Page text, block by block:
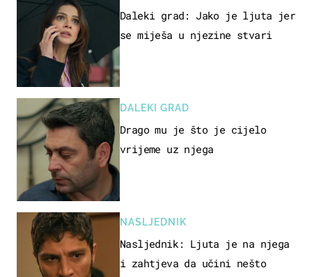
Daleki grad: Jako je ljuta jer
se miješa u njezine stvari
DALEKI GRAD
Drago mu je što je cijelo
vrijeme uz njega
NASLJEDNIK
Nasljednik: Ljuta je na njega
i zahtjeva da učini nešto